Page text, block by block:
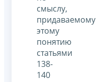
смыслу,
придаваемому
этому
понятию
статьями
138-
140